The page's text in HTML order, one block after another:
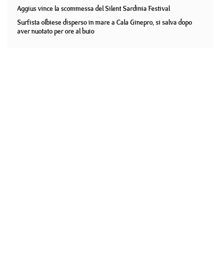
Aggius vince la scommessa del Silent Sardinia Festival
Surfista olbiese disperso in mare a Cala Ginepro, si salva dopo
aver nuotato per ore al buio